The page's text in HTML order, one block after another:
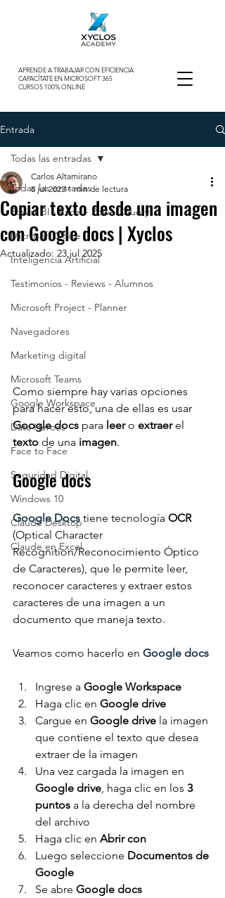
APRENDE A TRABAJAR CON EFICIENCIA
CAPACÍTATE EN MICROSOFT 365
CURSOS 100% ONLINE
Entrada
Todas las entradas
Power BI - Excel - Power Query
Microsoft Office
Inteligencia Artificial
Testimonios - Reviews - Alumnos
Microsoft Project - Planner
Navegadores
Marketing digital
Microsoft Teams
Google Workspace
Data Heroes
Face to Face
Seguridad Digital
Windows 10
Claude Desktop
Claude en Excel
Todas las entradas
Copiar texto desde una imagen
con Google docs | Xyclos
Carlos Altamirano
8 jul 2023 1 min de lectura
Actualizado:23 jul 2025
Como siempre hay varias opciones
para hacer esto, una de ellas es usar
Google docs para leer o extraer el
texto de una imagen.
Google docs
Google Docs tiene tecnología OCR
(Optical Character
Recognition/Reconocimiento Óptico
de Caracteres), que le permite leer,
reconocer caracteres y extraer estos
caracteres de una imagen a un
documento que maneja texto.
Veamos como hacerlo en Google docs
Ingrese a Google Workspace
Haga clic en Google drive
Cargue en Google drive la imagen
que contiene el texto que desea
extraer de la imagen
Una vez cargada la imagen en
Google drive , haga clic en los 3
puntos a la derecha del nombre
del archivo
Haga clic en Abrir con
Luego seleccione Documentos de
Google
Se abre Google docs